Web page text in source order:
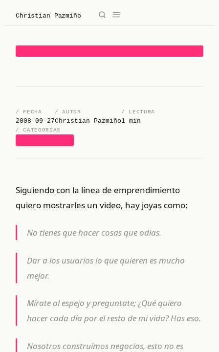
Christian Pazmiño
Christian Pazmiño
/ Legaltech
/ Sobre mí
/ Blog
/ FECHA
2008-09-27
/ AUTOR
Christian Pazmiño
/ LECTURA
1 min
/ CATEGORÍAS
Siguiendo con la línea de emprendimiento
quiero mostrarles un video, hay joyas como:
No tienes que hacer cosas que odias.
Dar a los usuarios lo que quieren es mucho
mejor.
Mírate al espejo y preguntate; ¿Qué quiero
hacer cada día por el resto de mi vida? Has eso.
Nosotros construímos negocios, esto no es